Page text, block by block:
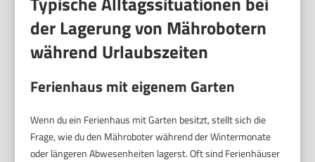
der Lagerung von Mährobotern
während Urlaubszeiten
Ferienhaus mit eigenem Garten
Wenn du ein Ferienhaus mit Garten besitzt, stellt sich die
Frage, wie du den Mähroboter während der Wintermonate
oder längeren Abwesenheiten lagerst. Oft sind Ferienhäuser